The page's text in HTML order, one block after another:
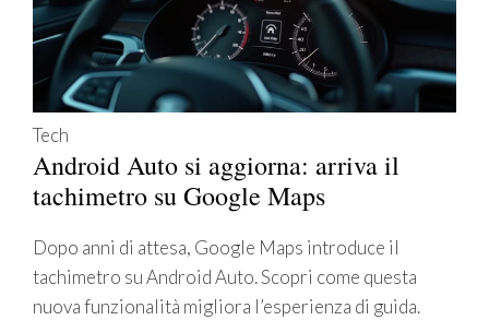
Tech
Android Auto si aggiorna: arriva il
tachimetro su Google Maps
Dopo anni di attesa, Google Maps introduce il
tachimetro su Android Auto. Scopri come questa
nuova funzionalità migliora l’esperienza di guida.